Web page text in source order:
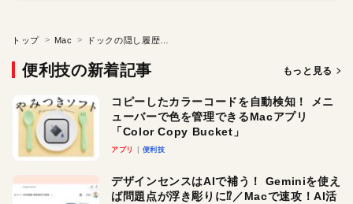
トップ Mac
便利技の新着記事 もっと見る
コピーしたカラーコードを自動検知！ メニ
ューバーで色を管理できるMacアプリ
「Color Copy Bucket」
アプリ 便利技
デザインセンスはAIで補う！ Geminiを使え
ば問題点が浮き彫りに⁉︎／Macで速攻！AI活